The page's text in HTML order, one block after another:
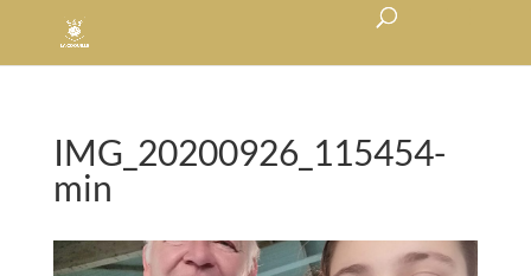
IMG_20200926_115454-
min